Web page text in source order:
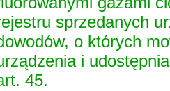
sprzedanych
o których
i
45.